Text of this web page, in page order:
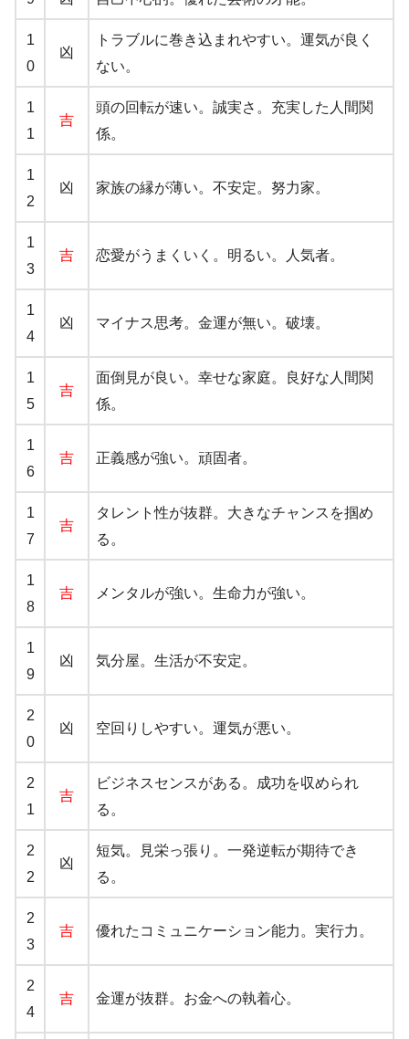
1
0
凶
トラブルに巻き込まれやすい。運気が良く
ない。
1
1
吉
頭の回転が速い。誠実さ。充実した人間関
係。
1
2
凶 家族の縁が薄い。不安定。努力家。
1
3
吉 恋愛がうまくいく。明るい。人気者。
1
4
凶 マイナス思考。金運が無い。破壊。
1
5
吉
面倒見が良い。幸せな家庭。良好な人間関
係。
1
6
吉 正義感が強い。頑固者。
1
7
吉
タレント性が抜群。大きなチャンスを掴め
る。
1
8
吉 メンタルが強い。生命力が強い。
1
9
凶 気分屋。生活が不安定。
2
0
凶 空回りしやすい。運気が悪い。
2
1
吉
ビジネスセンスがある。成功を収められ
る。
2
2
凶
短気。見栄っ張り。一発逆転が期待でき
る。
2
3
吉 優れたコミュニケーション能力。実行力。
2
4
吉 金運が抜群。お金への執着心。